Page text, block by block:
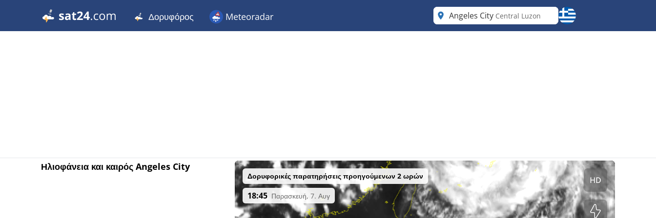
Δορυφόρος Meteoradar Angeles City Central Luzon
Ηλιοφάνεια και καιρός Angeles City
Δορυφορικές παρατηρήσεις προηγούμενων 2 ωρών
18:45 Παρασκευή, 7. Αυγ